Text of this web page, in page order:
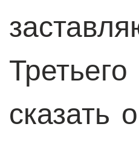
сказать